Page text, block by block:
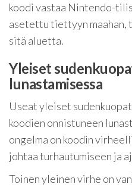
koodi vastaa Nintendo-
asetettu tiettyyn maahan,
sitä aluetta.
Yleiset
lunastamisessa
Useat yleiset
koodien onnistuneen
ongelma on koodin
johtaa turhautumiseen ja
Toinen yleinen virhe on